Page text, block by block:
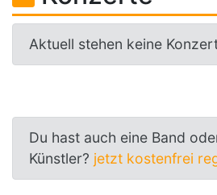
Aktuell stehen keine
Du hast auch eine Band
Künstler? jetzt kostenfrei